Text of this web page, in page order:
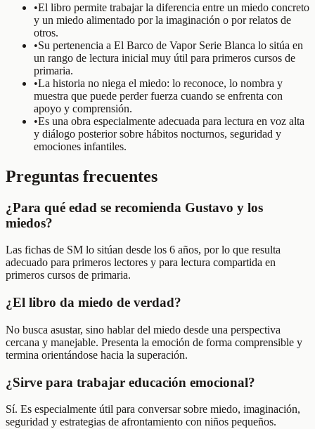
•El libro permite trabajar la diferencia entre un miedo concreto
y un miedo alimentado por la imaginación o por relatos de
otros.
•Su pertenencia a El Barco de Vapor Serie Blanca lo sitúa en
un rango de lectura inicial muy útil para primeros cursos de
primaria.
•La historia no niega el miedo: lo reconoce, lo nombra y
muestra que puede perder fuerza cuando se enfrenta con
apoyo y comprensión.
•Es una obra especialmente adecuada para lectura en voz alta
y diálogo posterior sobre hábitos nocturnos, seguridad y
emociones infantiles.
Preguntas frecuentes
¿Para qué edad se recomienda Gustavo y los
miedos?
Las fichas de SM lo sitúan desde los 6 años, por lo que resulta
adecuado para primeros lectores y para lectura compartida en
primeros cursos de primaria.
¿El libro da miedo de verdad?
No busca asustar, sino hablar del miedo desde una perspectiva
cercana y manejable. Presenta la emoción de forma comprensible y
termina orientándose hacia la superación.
¿Sirve para trabajar educación emocional?
Sí. Es especialmente útil para conversar sobre miedo, imaginación,
seguridad y estrategias de afrontamiento con niños pequeños.